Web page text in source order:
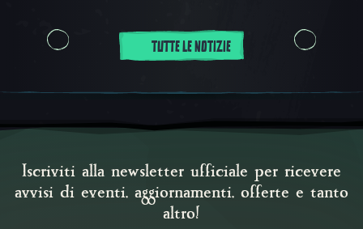
TUTTE LE NOTIZIE
Iscriviti alla newsletter ufficiale per ricevere
avvisi di eventi, aggiornamenti, offerte e tanto
altro!